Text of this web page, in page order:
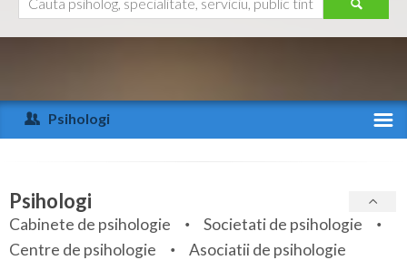
Arad
Arges
Bihor
Bistrita-Nasaud
Ajutor
Psihologi
Specialitati
Servicii
Psihologi
Cabinete de psihologie
Societati de psihologie
Centre de psihologie
Asociatii de psihologie